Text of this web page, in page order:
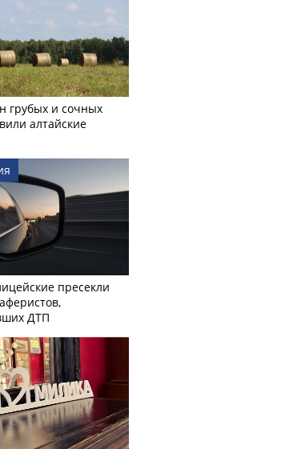
грубых и сочных
алтайские
пресекли
ДТП